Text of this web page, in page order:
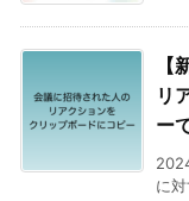
リ
ー
に